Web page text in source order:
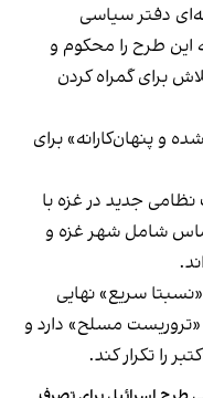
دفتر سیاسی
این طرح را محکوم و
برای گمراه کردن
و پنهان‌کارانه» برای
جدید در غزه با
شامل شهر غزه و
سریع» نهایی
مسلح» دارد و
را تکرار کند.